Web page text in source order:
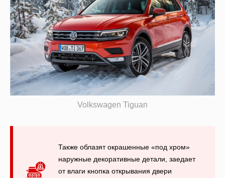
Volkswagen Tiguan
Также облазят окрашенные «под хром»
наружные декоративные детали, заедает
от влаги кнопка открывания двери